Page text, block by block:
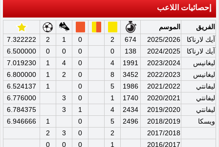
إحصائيات اللاعب
الفريق
الموسم
آيك لارناكا
2025/2026
674
2
0
1
2
7.322222
آيك لارناكا
2024/2025
138
0
0
0
0
6.500000
ليغانيس
2023/2024
1991
4
0
4
1
7.019230
ليغانيس
2022/2023
3452
8
0
2
1
6.800000
ليفانتي
2021/2022
1986
5
0
1
6.524137
ليفانتي
2020/2021
1740
1
0
3
6.776000
ليفانتي
2019/2020
2434
4
1
3
6.784375
ويسكا
2018/2019
2496
5
0
1
6.946666
2017/2018
2
0
3
2
2016/2017
1
0
0
0